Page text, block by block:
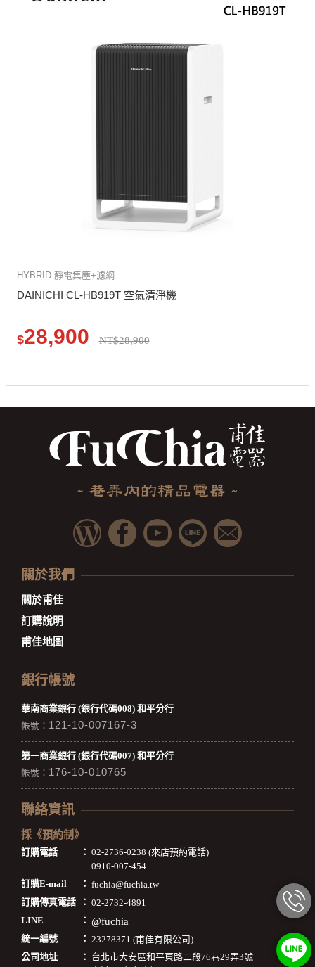
HYBRID 靜電集塵+濾網
DAINICHI CL-HB919T 空氣清淨機
$28,900 NT$28,900
關於我們
關於甫佳
訂購說明
甫佳地圖
銀行帳號
華南商業銀行 (銀行代碼008) 和平分行
帳號： 121-10-007167-3
第一商業銀行 (銀行代碼007) 和平分行
帳號： 176-10-010765
聯絡資訊
採《預約制》
訂購電話 ： 02-2736-0238 (來店預約電話)
0910-007-454
訂購E-mail
： fuchia@fuchia.tw
訂購傳真電話
： 02-2732-4891
LINE
： @fuchia
統一編號 ： 23278371 (甫佳有限公司)
公司地址
： 台北市大安區和平東路二段76巷29弄3號